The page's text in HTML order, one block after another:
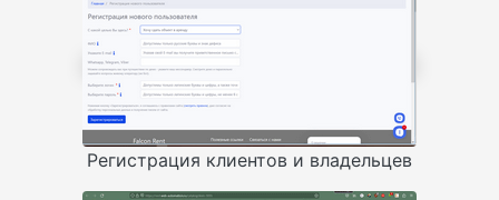
Регистрация клиентов и владельцев